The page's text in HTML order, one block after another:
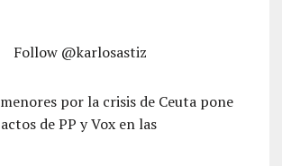
Follow @karlosastiz
por la crisis de Ceuta pone
de PP y Vox en las